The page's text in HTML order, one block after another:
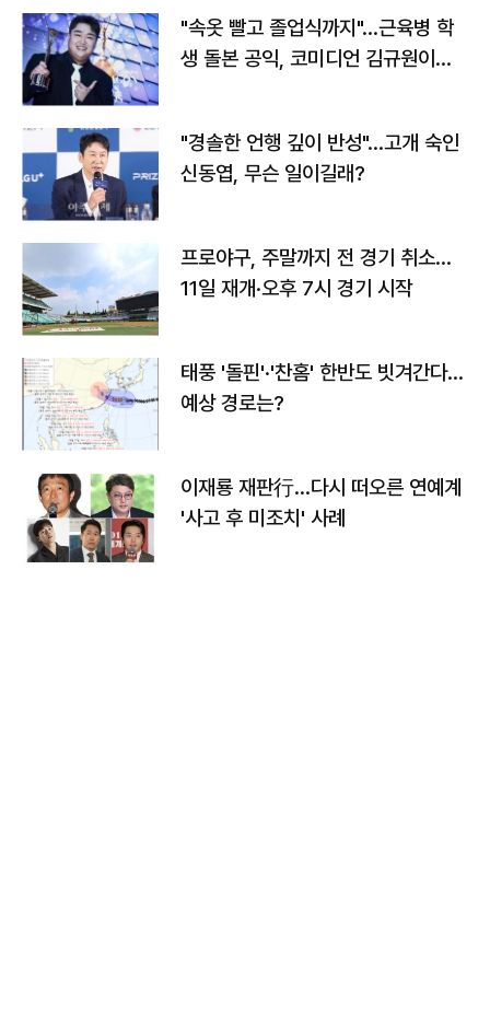
"속옷 빨고 졸업식까지"…근육병 학
생 돌본 공익, 코미디언 김규원이었
"경솔한 언행 깊이 반성"…고개 숙인
신동엽, 무슨 일이길래?
프로야구, 주말까지 전 경기 취소…
11일 재개·오후 7시 경기 시작
태풍 '돌핀'·'찬홈' 한반도 빗겨간다…
예상 경로는?
이재룡 재판行…다시 떠오른 연예계
'사고 후 미조치' 사례